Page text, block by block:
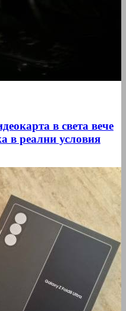
в света вече
в реални условия